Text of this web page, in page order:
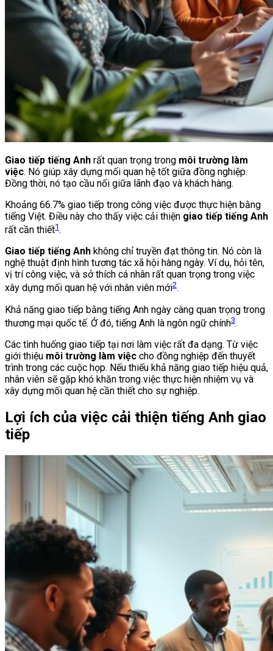
Giao tiếp tiếng Anh rất quan trọng trong môi trường làm
việc. Nó giúp xây dựng mối quan hệ tốt giữa đồng nghiệp.
Đồng thời, nó tạo cầu nối giữa lãnh đạo và khách hàng.
Khoảng 66.7% giao tiếp trong công việc được thực hiện bằng
tiếng Việt. Điều này cho thấy việc cải thiện giao tiếp tiếng Anh
rất cần thiết1.
Giao tiếp tiếng Anh không chỉ truyền đạt thông tin. Nó còn là
nghệ thuật định hình tương tác xã hội hàng ngày. Ví dụ, hỏi tên,
vị trí công việc, và sở thích cá nhân rất quan trọng trong việc
xây dựng mối quan hệ với nhân viên mới2.
Khả năng giao tiếp bằng tiếng Anh ngày càng quan trọng trong
thương mại quốc tế. Ở đó, tiếng Anh là ngôn ngữ chính3.
Các tình huống giao tiếp tại nơi làm việc rất đa dạng. Từ việc
giới thiệu môi trường làm việc cho đồng nghiệp đến thuyết
trình trong các cuộc họp. Nếu thiếu khả năng giao tiếp hiệu quả,
nhân viên sẽ gặp khó khăn trong việc thực hiện nhiệm vụ và
xây dựng mối quan hệ cần thiết cho sự nghiệp.
Lợi ích của việc cải thiện tiếng Anh giao
tiếp